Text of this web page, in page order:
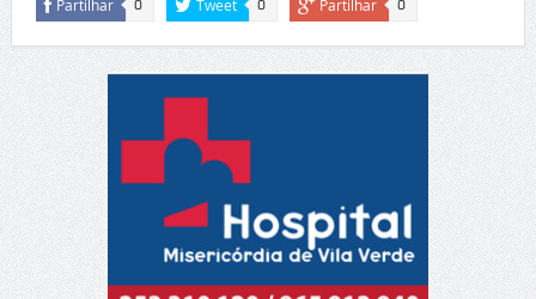
Partilhar 0 Tweet 0 Partilhar 0